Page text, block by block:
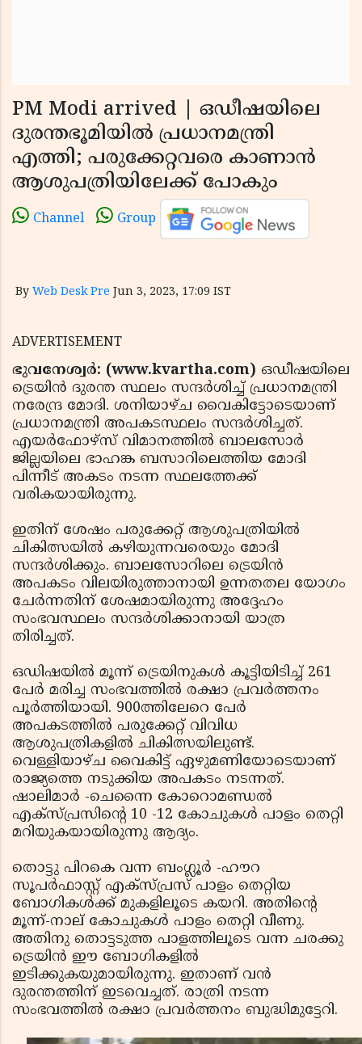
PM Modi arrived | ഒഡീഷയിലെ
ദുരന്തഭൂമിയില്‍ പ്രധാനമന്ത്രി
എത്തി; പരുക്കേറ്റവരെ കാണാന്‍
ആശുപത്രിയിലേക്ക് പോകും
Channel Group
By Web Desk Pre Jun 3, 2023, 17:09 IST
ADVERTISEMENT
ഭുവനേശ്വര്‍: (www.kvartha.com) ഒഡീഷയിലെ
ട്രെയിന്‍ ദുരന്ത സ്ഥലം സന്ദര്‍ശിച്ച് പ്രധാനമന്ത്രി
നരേന്ദ്ര മോദി. ശനിയാഴ്ച വൈകിട്ടോടെയാണ്
പ്രധാനമന്ത്രി അപകടസ്ഥലം സന്ദര്‍ശിച്ചത്.
എയര്‍ഫോഴ്‌സ് വിമാനത്തില്‍ ബാലസോര്‍
ജില്ലയിലെ ഭാഹങ്ക ബസാറിലെത്തിയ മോദി
പിന്നീട് അകടം നടന്ന സ്ഥലത്തേക്ക്
വരികയായിരുന്നു.
ഇതിന് ശേഷം പരുക്കേറ്റ് ആശുപത്രിയില്‍
ചികിത്സയില്‍ കഴിയുന്നവരെയും മോദി
സന്ദര്‍ശിക്കും. ബാലസോറിലെ ട്രെയിന്‍
അപകടം വിലയിരുത്താനായി ഉന്നതതല യോഗം
ചേര്‍ന്നതിന് ശേഷമായിരുന്നു അദ്ദേഹം
സംഭവസ്ഥലം സന്ദര്‍ശിക്കാനായി യാത്ര
തിരിച്ചത്.
ഒഡിഷയില്‍ മൂന്ന് ട്രെയിനുകള്‍ കൂട്ടിയിടിച്ച് 261
പേര്‍ മരിച്ച സംഭവത്തില്‍ രക്ഷാ പ്രവര്‍ത്തനം
പൂര്‍ത്തിയായി. 900ത്തിലേറെ പേര്‍
അപകടത്തില്‍ പരുക്കേറ്റ് വിവിധ
ആശുപത്രികളില്‍ ചികിത്സയിലുണ്ട്.
വെള്ളിയാഴ്ച വൈകിട്ട് ഏഴുമണിയോടെയാണ്
രാജ്യത്തെ നടുക്കിയ അപകടം നടന്നത്.
ഷാലിമാര്‍ -ചെന്നൈ കോറൊമണ്ഡല്‍
എക്‌സ്പ്രസിന്റെ 10 -12 കോചുകള്‍ പാളം തെറ്റി
മറിയുകയായിരുന്നു ആദ്യം.
തൊട്ടു പിറകെ വന്ന ബംഗ്ലൂര്‍ -ഹൗറ
സൂപര്‍ഫാസ്റ്റ് എക്‌സ്പ്രസ് പാളം തെറ്റിയ
ബോഗികള്‍ക്ക് മുകളിലൂടെ കയറി. അതിന്റെ
മൂന്ന്-നാല് കോചുകള്‍ പാളം തെറ്റി വീണു.
അതിനു തൊട്ടടുത്ത പാളത്തിലൂടെ വന്ന ചരക്കു
ട്രെയിന്‍ ഈ ബോഗികളില്‍
ഇടിക്കുകയുമായിരുന്നു. ഇതാണ് വന്‍
ദുരന്തത്തിന് ഇടവെച്ചത്. രാത്രി നടന്ന
സംഭവത്തില്‍ രക്ഷാ പ്രവര്‍ത്തനം ബുദ്ധിമുട്ടേറി.